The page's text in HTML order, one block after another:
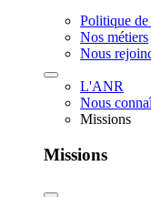
Politique de
Nos métiers
Nous
L'ANR
Nous
Missions
Missions